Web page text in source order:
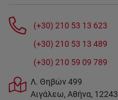
(+30) 210 53 13 623
(+30) 210 53 13 489
(+30) 210 59 09 789
Λ. Θηβών 499
Αιγάλεω, Αθήνα, 12243